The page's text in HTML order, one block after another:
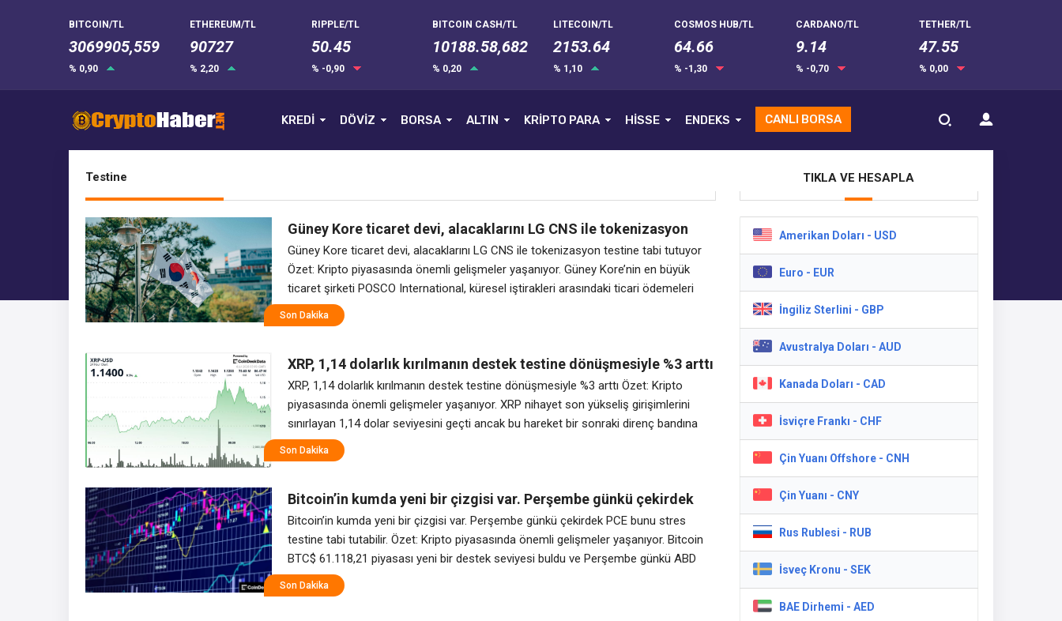
BITCOIN/TL
3069905,559
% 0,90
ETHEREUM/TL
90727
% 2,20
RIPPLE/TL
50.45
% -0,90
BITCOIN CASH/TL
10188.58,682
% 0,20
LITECOIN/TL
2153.64
% 1,10
COSMOS HUB/TL
64.66
% -1,30
CARDANO/TL
9.14
% -0,70
TETHER/TL
47.55
% 0,00
KREDİ DÖVİZ BORSA ALTIN KRİPTO PARA HİSSE ENDEKS CANLI BORSA
Testine
Güney Kore ticaret devi, alacaklarını LG CNS ile tokenizasyon
testine tabi tutuyor
Güney Kore ticaret devi, alacaklarını LG CNS ile tokenizasyon testine tabi tutuyor
Özet: Kripto piyasasında önemli gelişmeler yaşanıyor. Güney Kore’nin en büyük
ticaret şirketi POSCO International, küresel iştirakleri arasındaki ticari ödemeleri
hızlandırabilecek bir testle ticari alacaklarını blockchain üzerinde tokenleştirmeye
başladı. Geçtiğimiz yıl çelik, enerji ve pil malzemelerini kapsayan işlerden 22,2 milyar
Son Dakika
XRP, 1,14 dolarlık kırılmanın destek testine dönüşmesiyle %3 arttı
XRP, 1,14 dolarlık kırılmanın destek testine dönüşmesiyle %3 arttı Özet: Kripto
piyasasında önemli gelişmeler yaşanıyor. XRP nihayet son yükseliş girişimlerini
sınırlayan 1,14 dolar seviyesini geçti ancak bu hareket bir sonraki direnç bandına
doğru düzgün bir şekilde ilerlemedi. Satıcılar 1,146 dolara doğru geri çekilmeye
zorlamadan önce, alıcılar tokenı yoğun hacimde 1,158 dolara kadar çıkardılar ve bu
Son Dakika
Bitcoin’in kumda yeni bir çizgisi var. Perşembe günkü çekirdek
PCE bunu stres testine tabi tutabilir.
Bitcoin’in kumda yeni bir çizgisi var. Perşembe günkü çekirdek PCE bunu stres
testine tabi tutabilir. Özet: Kripto piyasasında önemli gelişmeler yaşanıyor. Bitcoin
BTC$ 61.118,21 piyasası yeni bir destek seviyesi buldu ve Perşembe günkü ABD
çekirdek PCE sürümü cesaretini test edebilir. Bu seviye, son günlerdeki aşağı yönlü
hareketleri sınırlayan güçlü bir destek olarak ortaya çıkan 59.000
Son Dakika
TIKLA VE HESAPLA
Amerikan Doları - USD
Euro - EUR
İngiliz Sterlini - GBP
Avustralya Doları - AUD
Kanada Doları - CAD
İsviçre Frankı - CHF
Çin Yuanı Offshore - CNH
Çin Yuanı - CNY
Rus Rublesi - RUB
İsveç Kronu - SEK
BAE Dirhemi - AED